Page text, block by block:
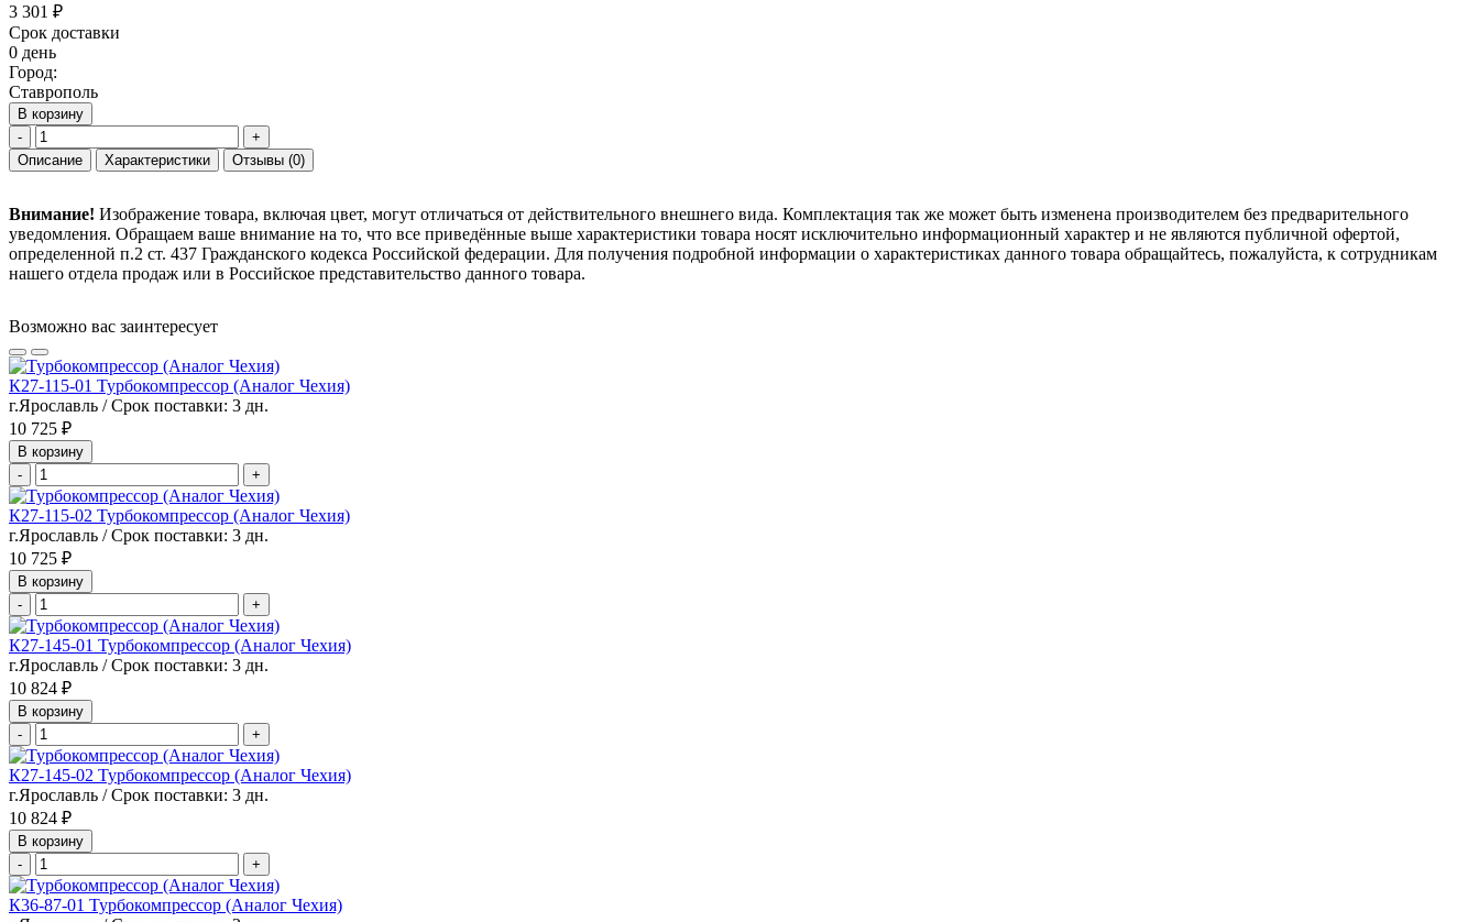
3 301 ₽
Срок доставки
0 день
Город:
Ставрополь
В корзину
-
+
Описание
Характеристики Отзывы (0)
Внимание! Изображение товара, включая цвет, могут отличаться от действительного внешнего вида. Комплектация так же может быть изменена производителем без предварительного
уведомления. Обращаем ваше внимание на то, что все приведённые выше характеристики товара носят исключительно информационный характер и не являются публичной офертой,
определенной п.2 ст. 437 Гражданского кодекса Российской федерации. Для получения подробной информации о характеристиках данного товара обращайтесь, пожалуйста, к сотрудникам
нашего отдела продаж или в Российское представительство данного товара.
Возможно вас заинтересует
К27-115-01 Турбокомпрессор (Аналог Чехия)
г.Ярославль / Срок поставки: 3 дн.
10 725 ₽
В корзину
-
+
К27-115-02 Турбокомпрессор (Аналог Чехия)
г.Ярославль / Срок поставки: 3 дн.
10 725 ₽
В корзину
-
+
К27-145-01 Турбокомпрессор (Аналог Чехия)
г.Ярославль / Срок поставки: 3 дн.
10 824 ₽
В корзину
-
+
К27-145-02 Турбокомпрессор (Аналог Чехия)
г.Ярославль / Срок поставки: 3 дн.
10 824 ₽
В корзину
-
+
К36-87-01 Турбокомпрессор (Аналог Чехия)